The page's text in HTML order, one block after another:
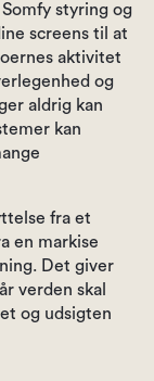
styring og
screens til at
aktivitet
og
aldrig kan
kan
fra et
en markise
Det giver
verden skal
og udsigten